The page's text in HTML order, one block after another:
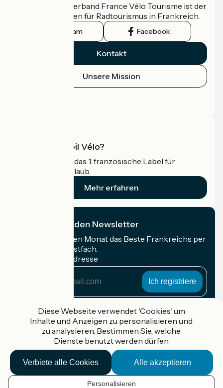
Der nationale Verband France Vélo Tourisme ist der
offizielle Leitfaden für Radtourismus in Frankreich.
Instagram Facebook
Kontakt
Unsere Mission
Was ist Accueil Vélo?
Accueil Vélo ist das 1. französische Label für
Radfahrer im Urlaub.
Mehr erfahren
Ich abonniere den Newsletter
Erhalten Sie jeden Monat das Beste Frankreichs per
Rad in Ihrem Postfach.
Meine E-Mail-Adresse
Adresse
Gefördert im Rahmen von Destination France
Accueil Vélo Pro
Kontakt
Diese Webseite verwendet 'Cookies' um
Inhalte und Anzeigen zu personalisieren und
zu analysieren. Bestimmen Sie, welche
Dienste benutzt werden dürfen
Alle akzeptieren
Verbiete alle Cookies
Personalisieren